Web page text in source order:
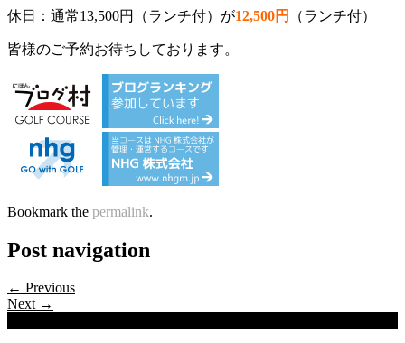
休日：通常13,500円（ランチ付）が12,500円 （ランチ付）
皆様のご予約お待ちしております。
Bookmark the permalink.
Post navigation
← Previous
Next →